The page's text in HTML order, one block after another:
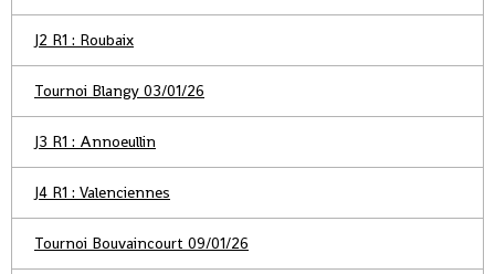
J2 R1 : Roubaix
Tournoi Blangy 03/01/26
J3 R1 : Annoeullin
J4 R1 : Valenciennes
Tournoi Bouvaincourt 09/01/26